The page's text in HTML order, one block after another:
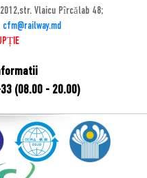
2012,str. Vlaicu Pîrcălab 48;
cfm@railway.md
(08.00 - 20.00)